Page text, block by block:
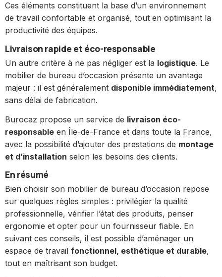
Ces éléments constituent la base d’un environnement
de travail confortable et organisé, tout en optimisant la
productivité des équipes.
Livraison rapide et éco-responsable
Un autre critère à ne pas négliger est la logistique. Le
mobilier de bureau d’occasion présente un avantage
majeur : il est généralement disponible immédiatement,
sans délai de fabrication.
Burocaz propose un service de livraison éco-
responsable en Île-de-France et dans toute la France,
avec la possibilité d’ajouter des prestations de montage
et d’installation selon les besoins des clients.
En résumé
Bien choisir son mobilier de bureau d’occasion repose
sur quelques règles simples : privilégier la qualité
professionnelle, vérifier l’état des produits, penser
ergonomie et opter pour un fournisseur fiable. En
suivant ces conseils, il est possible d’aménager un
espace de travail fonctionnel, esthétique et durable,
tout en maîtrisant son budget.